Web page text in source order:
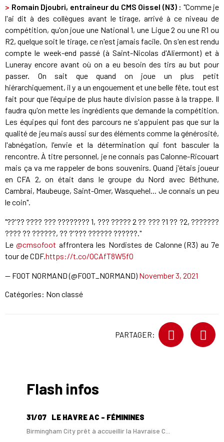
> Romain Djoubri, entraîneur du CMS Oissel (N3) : "Comme je
l'ai dit à des collègues avant le tirage, arrivé à ce niveau de
compétition, qu'on joue une National 1, une Ligue 2 ou une R1 ou
R2, quelque soit le tirage, ce n'est jamais facile. On s'en est rendu
compte le week-end passé (à Saint-Nicolas d'Aliermont) et à
Luneray encore avant où on a eu besoin des tirs au but pour
passer. On sait que quand on joue un plus petit
hiérarchiquement, il y a un engouement et une belle fête, tout est
fait pour que l'équipe de plus haute division passe à la trappe. Il
faudra qu'on mette les ingrédients que demande la compétition.
Les équipes qui font des parcours ne s'appuient pas que sur la
qualité de jeu mais aussi sur des éléments comme la générosité,
l'abnégation, l'envie et la détermination qui font basculer la
rencontre. À titre personnel, je ne connais pas Calonne-Ricouart
mais ça va me rappeler de bons souvenirs. Quand j'étais joueur
en CFA 2, on était dans le groupe du Nord avec Béthune,
Cambrai, Maubeuge, Saint-Omer, Wasquehel... Je connais un peu
le coin".
"??'?? ???? ??? ???????? 1, ??? ????? 2 ?? ??? ?1 ?? ?2, ???????
???? ?? ??????, ?? ?'??? ?????? ??????."
Le@cmsofoot affrontera les Nordistes de Calonne (R3) au 7e
tour de CDF.https://t.co/OCAfT8W5fO
— FOOT NORMAND (@FOOT_NORMAND) November 3, 2021
Catégories: Non classé
PARTAGER:
Flash infos
31/07 LE HAVRE AC - FÉMININES
Birmingham City prêt à accueillir la Havraise C...